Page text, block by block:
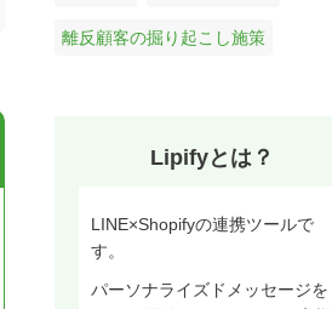
離反顧客の掘り起こし施策
Lipifyとは？
LINE×Shopifyの連携ツールで
す。
パーソナライズドメッセージを